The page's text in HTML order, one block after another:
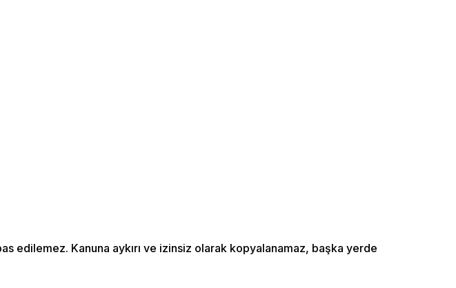
edilemez. Kanuna aykırı ve izinsiz olarak kopyalanamaz, başka yerde